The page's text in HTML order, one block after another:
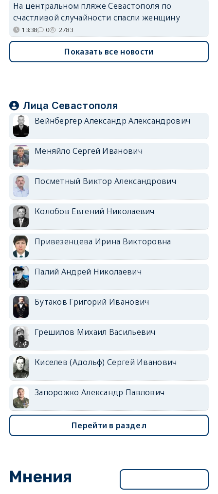
На центральном пляже Севастополя по
счастливой случайности спасли женщину
13:38 0 2783
Показать все новости
Лица Севастополя
Вейнбергер Александр Александрович
Меняйло Сергей Иванович
Посметный Виктор Александрович
Колобов Евгений Николаевич
Привезенцева Ирина Викторовна
Палий Андрей Николаевич
Бутаков Григорий Иванович
Грешилов Михаил Васильевич
Киселев (Адольф) Сергей Иванович
Запорожко Александр Павлович
Перейти в раздел
Мнения